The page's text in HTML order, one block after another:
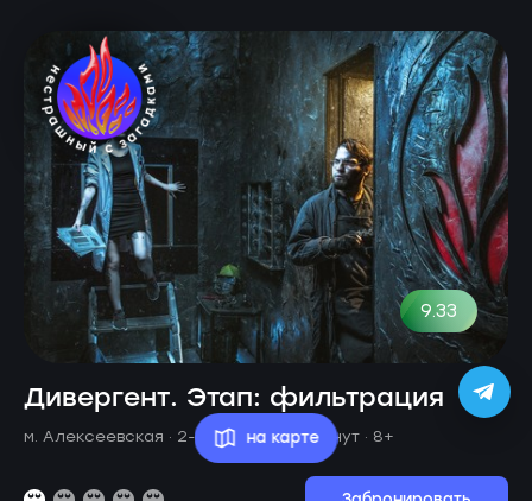
на карте
9.33
Дивергент. Этап: фильтрация
м. Алексеевская · 2-6 игроков · 75 минут · 8+